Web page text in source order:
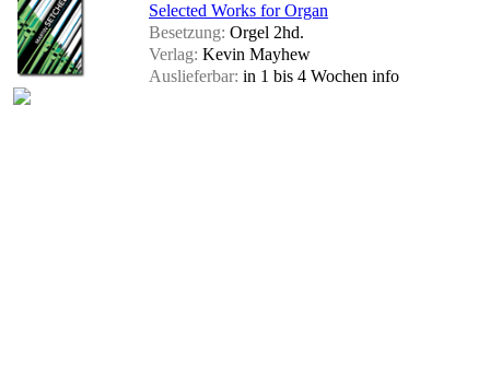
Selected Works for Organ
Besetzung: Orgel 2hd.
Verlag: Kevin Mayhew
Auslieferbar: in 1 bis 4 Wochen info